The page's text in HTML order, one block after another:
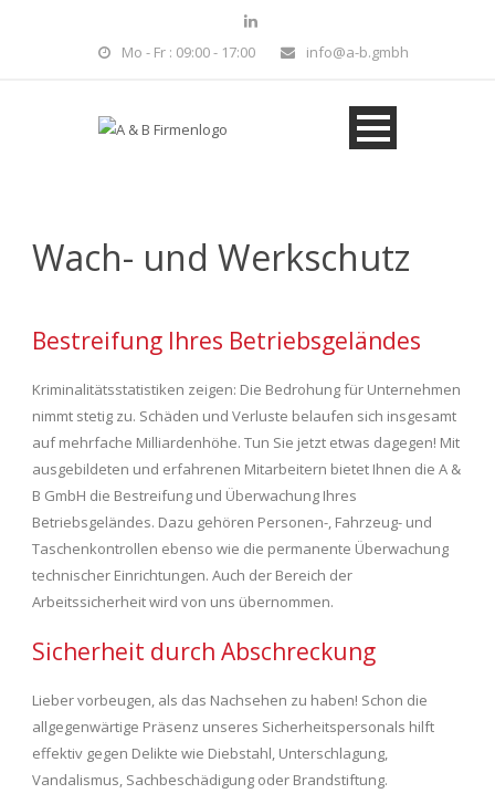
Mo - Fr : 09:00 - 17:00 info@a-b.gmbh
Wach- und Werkschutz
Bestreifung Ihres Betriebsgeländes
Kriminalitätsstatistiken zeigen: Die Bedrohung für Unternehmen
nimmt stetig zu. Schäden und Verluste belaufen sich insgesamt
auf mehrfache Milliardenhöhe. Tun Sie jetzt etwas dagegen! Mit
ausgebildeten und erfahrenen Mitarbeitern bietet Ihnen die A &
B GmbH die Bestreifung und Überwachung Ihres
Betriebsgeländes. Dazu gehören Personen-, Fahrzeug- und
Taschenkontrollen ebenso wie die permanente Überwachung
technischer Einrichtungen. Auch der Bereich der
Arbeitssicherheit wird von uns übernommen.
Sicherheit durch Abschreckung
Lieber vorbeugen, als das Nachsehen zu haben! Schon die
allgegenwärtige Präsenz unseres Sicherheitspersonals hilft
effektiv gegen Delikte wie Diebstahl, Unterschlagung,
Vandalismus, Sachbeschädigung oder Brandstiftung.